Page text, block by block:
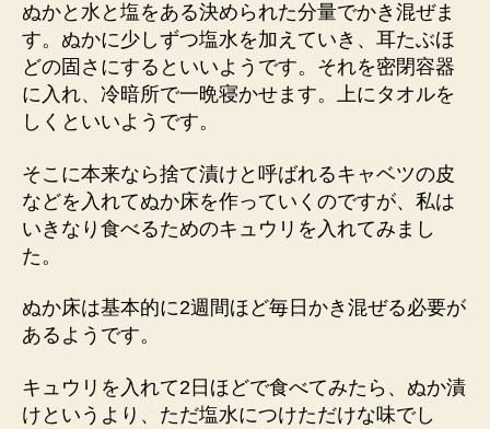
ぬかと水と塩をある決められた分量でかき混ぜま
す。ぬかに少しずつ塩水を加えていき、耳たぶほ
どの固さにするといいようです。それを密閉容器
に入れ、冷暗所で一晩寝かせます。上にタオルを
しくといいようです。
そこに本来なら捨て漬けと呼ばれるキャベツの皮
などを入れてぬか床を作っていくのですが、私は
いきなり食べるためのキュウリを入れてみまし
た。
ぬか床は基本的に2週間ほど毎日かき混ぜる必要が
あるようです。
キュウリを入れて2日ほどで食べてみたら、ぬか漬
けというより、ただ塩水につけただけな味でし